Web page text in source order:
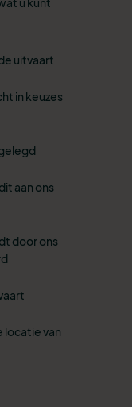
uitvaart
in keuzes
aan ons
door ons
locatie van